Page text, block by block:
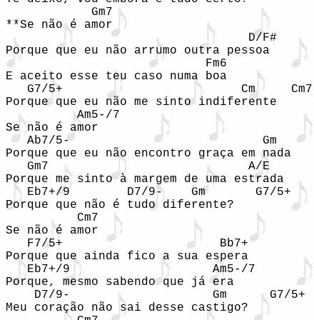
            Gm7
**Se não é amor
                                  D/F#
Porque que eu não arrumo outra pessoa
                            Fm6
E aceito esse teu caso numa boa
   G7/5+                         Cm     Cm7
Porque que eu não me sinto indiferente
          Am5-/7
Se não é amor
   Ab7/5-                           Gm
Porque que eu não encontro graça em nada
   Gm7                            A/E
Porque me sinto à margem de uma estrada
   Eb7+/9        D7/9-    Gm       G7/5+
Porque que não é tudo diferente?
          Cm7
Se não é amor
   F7/5+                      Bb7+
Porque que ainda fico a sua espera
   Eb7+/9                    Am5-/7
Porque, mesmo sabendo que já era
    D7/9-                    Gm      G7/5+
Meu coração não sai desse castigo?